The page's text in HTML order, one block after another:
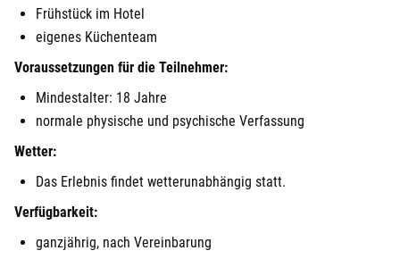
Frühstück im Hotel
eigenes Küchenteam
Voraussetzungen für die Teilnehmer:
Mindestalter: 18 Jahre
normale physische und psychische Verfassung
Wetter:
Das Erlebnis findet wetterunabhängig statt.
Verfügbarkeit:
ganzjährig, nach Vereinbarung